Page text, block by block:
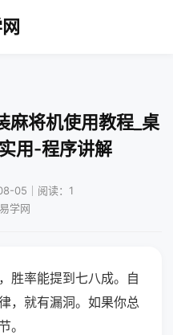
麻将机使用教程_桌
用-程序讲解
05｜阅读：1
学网
胜率能提到七八成。自
，就有漏洞。如果你总
。